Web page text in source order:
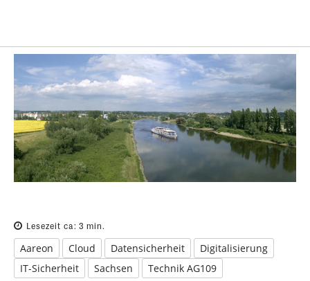
Lesezeit ca: 3 min.
Aareon Cloud Datensicherheit
Digitalisierung
IT-Sicherheit
Sachsen Technik AG109